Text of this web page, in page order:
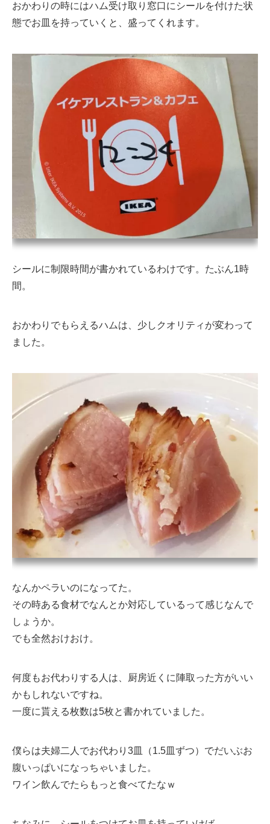
おかわりの時にはハム受け取り窓口にシールを付けた状
態でお皿を持っていくと、盛ってくれます。
シールに制限時間が書かれているわけです。たぶん1時
間。
おかわりでもらえるハムは、少しクオリティが変わって
ました。
なんかペラいのになってた。
その時ある食材でなんとか対応しているって感じなんで
しょうか。
でも全然おけおけ。
何度もお代わりする人は、厨房近くに陣取った方がいい
かもしれないですね。
一度に貰える枚数は5枚と書かれていました。
僕らは夫婦二人でお代わり3皿（1.5皿ずつ）でだいぶお
腹いっぱいになっちゃいました。
ワイン飲んでたらもっと食べてたなｗ